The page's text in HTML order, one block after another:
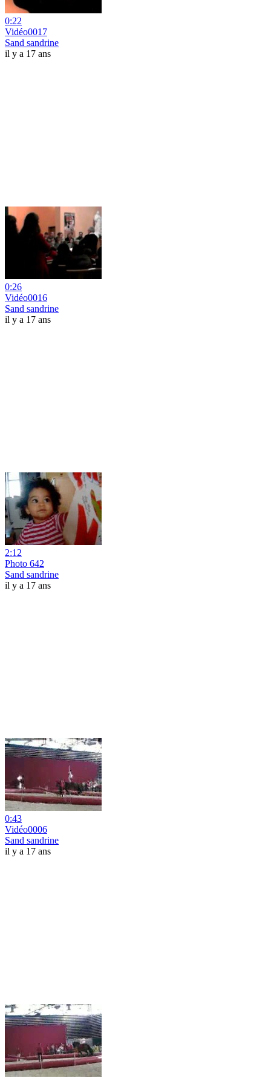
0:22
Vidéo0017
Sand sandrine
il y a 17 ans
0:26
Vidéo0016
Sand sandrine
il y a 17 ans
2:12
Photo 642
Sand sandrine
il y a 17 ans
0:43
Vidéo0006
Sand sandrine
il y a 17 ans